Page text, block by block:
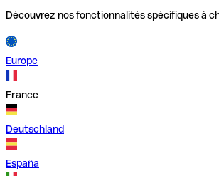
Découvrez nos fonctionnalités spécifiques à
Europe
France
Deutschland
España